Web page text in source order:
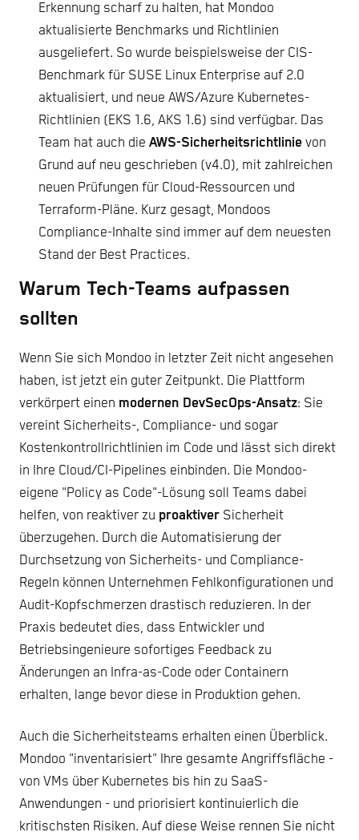
Erkennung scharf zu halten, hat Mondoo
aktualisierte Benchmarks und Richtlinien
ausgeliefert. So wurde beispielsweise der CIS-
Benchmark für SUSE Linux Enterprise auf 2.0
aktualisiert, und neue AWS/Azure Kubernetes-
Richtlinien (EKS 1.6, AKS 1.6) sind verfügbar. Das
Team hat auch die AWS-Sicherheitsrichtlinie von
Grund auf neu geschrieben (v4.0), mit zahlreichen
neuen Prüfungen für Cloud-Ressourcen und
Terraform-Pläne. Kurz gesagt, Mondoos
Compliance-Inhalte sind immer auf dem neuesten
Stand der Best Practices.
Warum Tech-Teams aufpassen
sollten
Wenn Sie sich Mondoo in letzter Zeit nicht angesehen
haben, ist jetzt ein guter Zeitpunkt. Die Plattform
verkörpert einen modernen DevSecOps-Ansatz: Sie
vereint Sicherheits-, Compliance- und sogar
Kostenkontrollrichtlinien im Code und lässt sich direkt
in Ihre Cloud/CI-Pipelines einbinden. Die Mondoo-
eigene "Policy as Code"-Lösung soll Teams dabei
helfen, von reaktiver zu proaktiver Sicherheit
überzugehen. Durch die Automatisierung der
Durchsetzung von Sicherheits- und Compliance-
Regeln können Unternehmen Fehlkonfigurationen und
Audit-Kopfschmerzen drastisch reduzieren. In der
Praxis bedeutet dies, dass Entwickler und
Betriebsingenieure sofortiges Feedback zu
Änderungen an Infra-as-Code oder Containern
erhalten, lange bevor diese in Produktion gehen.
Auch die Sicherheitsteams erhalten einen Überblick.
Mondoo "inventarisiert" Ihre gesamte Angriffsfläche -
von VMs über Kubernetes bis hin zu SaaS-
Anwendungen - und priorisiert kontinuierlich die
kritischsten Risiken. Auf diese Weise rennen Sie nicht